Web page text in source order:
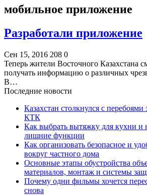
мобильное приложение
Разработали приложение
Сен 15, 2016 208 0
Теперь жители Восточного Казахстана
получать информацию о различных
В…
Последние новости
Казахстан столкнулся с перебоями
КТК
Как выбрать вытяжку для кухни и
лишние функции
Как организовать безопасное и
вокруг частного дома
Основные этапы обустройства
материалов, монтаж и системы
Почему одни фильмы хочется
снова